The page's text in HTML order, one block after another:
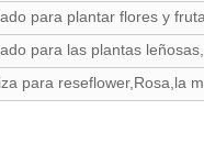
para plantar flores y
para las plantas
para reseflower,Rosa,la